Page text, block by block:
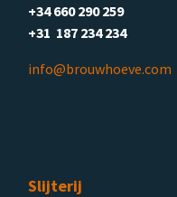
+34 660 290 259
+31 187 234 234
info@brouwhoeve.com
Slijterij